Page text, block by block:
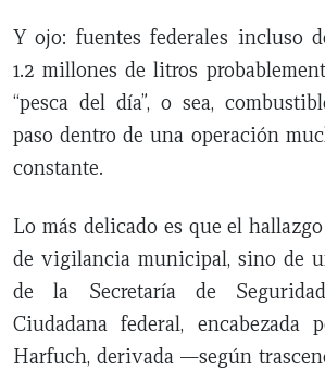
Y ojo: fuentes federales incluso
1.2 millones de litros
“pesca del día”, o sea,
paso dentro de una operación
constante.
Lo más delicado es que el
de vigilancia municipal, sino de
de la Secretaría de
Ciudadana federal, encabezada
Harfuch, derivada —según